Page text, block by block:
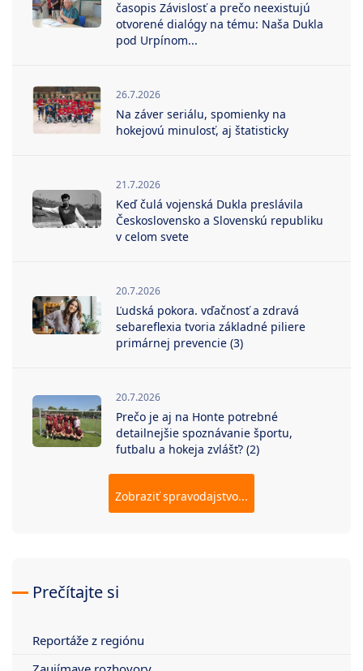
časopis Závislosť a prečo neexistujú
otvorené dialógy na tému: Naša Dukla
pod Urpínom...
26.7.2026
Na záver seriálu, spomienky na
hokejovú minulosť, aj štatisticky
21.7.2026
Keď čulá vojenská Dukla preslávila
Československo a Slovenskú republiku
v celom svete
20.7.2026
Ľudská pokora. vďačnosť a zdravá
sebareflexia tvoria základné piliere
primárnej prevencie (3)
20.7.2026
Prečo je aj na Honte potrebné
detailnejšie spoznávanie športu,
futbalu a hokeja zvlášť? (2)
Zobraziť spravodajstvo...
Prečítajte si
Reportáže z regiónu